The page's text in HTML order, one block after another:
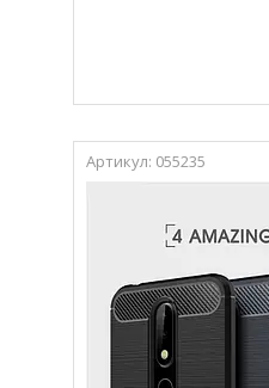
055235